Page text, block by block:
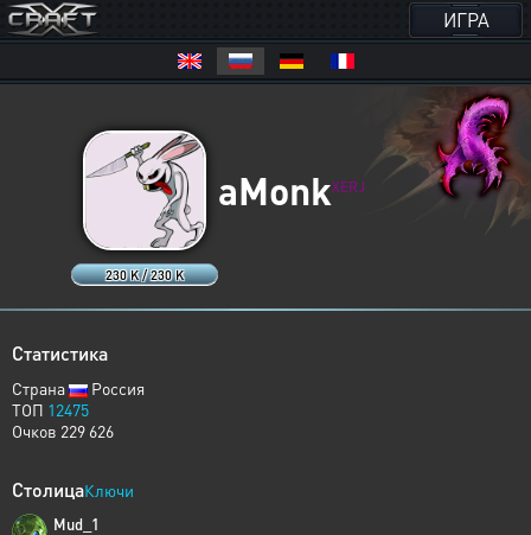
ИГРА
230 K / 230 K
aMonkXERJ
Статистика
Страна
Россия
ТОП 12475
Очков 229 626
СтолицаКлючи
Mud_1